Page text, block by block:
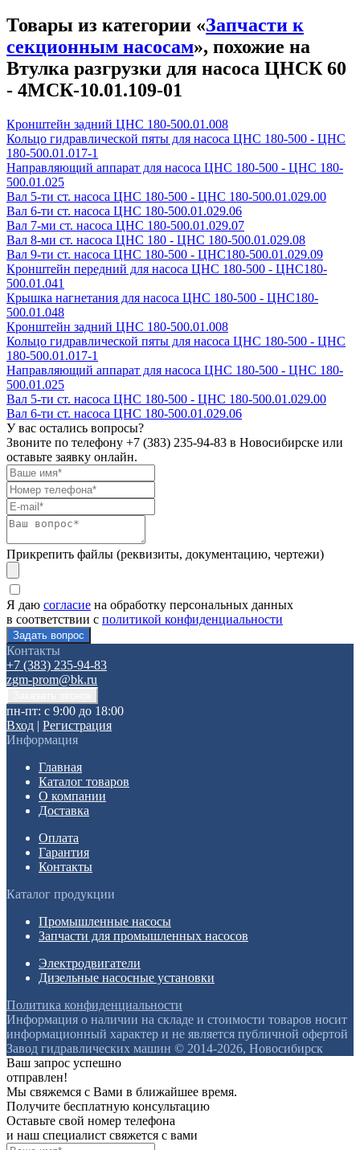
Товары из категории «Запчасти к
секционным насосам», похожие на
Втулка разгрузки для насоса ЦНСК 60
- 4МСК-10.01.109-01
Кронштейн задний ЦНС 180-500.01.008
Кольцо гидравлической пяты для насоса ЦНС 180-500 - ЦНС
180-500.01.017-1
Направляющий аппарат для насоса ЦНС 180-500 - ЦНС 180-
500.01.025
Вал 5-ти ст. насоса ЦНС 180-500 - ЦНС 180-500.01.029.00
Вал 6-ти ст. насоса ЦНС 180-500.01.029.06
Вал 7-ми ст. насоса ЦНС 180-500.01.029.07
Вал 8-ми ст. насоса ЦНС 180 - ЦНС 180-500.01.029.08
Вал 9-ти ст. насоса ЦНС 180-500 - ЦНС180-500.01.029.09
Кронштейн передний для насоса ЦНС 180-500 - ЦНС180-
500.01.041
Крышка нагнетания для насоса ЦНС 180-500 - ЦНС180-
500.01.048
Кронштейн задний ЦНС 180-500.01.008
Кольцо гидравлической пяты для насоса ЦНС 180-500 - ЦНС
180-500.01.017-1
Направляющий аппарат для насоса ЦНС 180-500 - ЦНС 180-
500.01.025
Вал 5-ти ст. насоса ЦНС 180-500 - ЦНС 180-500.01.029.00
Вал 6-ти ст. насоса ЦНС 180-500.01.029.06
У вас остались вопросы?
Звоните по телефону +7 (383) 235-94-83 в Новосибирске или
оставьте заявку онлайн.
Прикрепить файлы (реквизиты, документацию, чертежи)
Я даю согласие на обработку персональных данных
в соответствии с политикой конфиденциальности
Контакты
+7 (383) 235-94-83
zgm-prom@bk.ru
пн-пт: с 9:00 до 18:00
Вход | Регистрация
Информация
Главная
Каталог товаров
О компании
Доставка
Оплата
Гарантия
Контакты
Каталог продукции
Промышленные насосы
Запчасти для промышленных насосов
Электродвигатели
Дизельные насосные установки
Политика конфиденциальности
Информация о наличии на складе и стоимости товаров носит
информационный характер и не является публичной офертой
Завод гидравлических машин © 2014-2026, Новосибирск
Ваш запрос успешно
отправлен!
Мы свяжемся с Вами в ближайшее время.
Получите бесплатную консультацию
Оставьте свой номер телефона
и наш специалист свяжется с вами